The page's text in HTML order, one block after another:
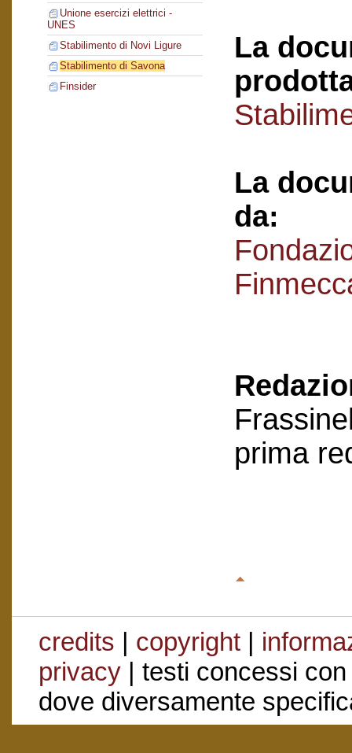
Unione esercizi elettrici -
UNES
Stabilimento di Novi Ligure
Stabilimento di Savona
Finsider
La
La
da:
prima
credits | copyright|
privacy| testi concessi
dove diversamente